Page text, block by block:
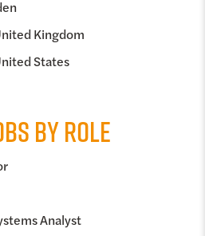
Kingdom
States
BY ROLE
Analyst